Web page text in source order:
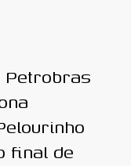
Petrobras
final de